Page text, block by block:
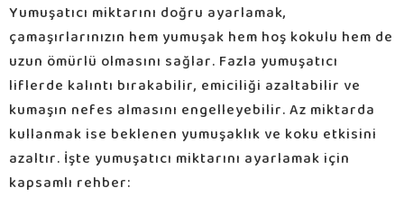
Yumuşatıcı miktarını doğru ayarlamak,
çamaşırlarınızın hem yumuşak hem hoş kokulu hem de
uzun ömürlü olmasını sağlar. Fazla yumuşatıcı
liflerde kalıntı bırakabilir, emiciliği azaltabilir ve
kumaşın nefes almasını engelleyebilir. Az miktarda
kullanmak ise beklenen yumuşaklık ve koku etkisini
azaltır. İşte yumuşatıcı miktarını ayarlamak için
kapsamlı rehber: